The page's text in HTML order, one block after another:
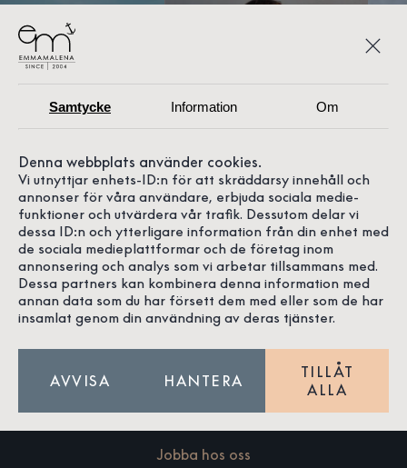
Doktorow Louise Johansson
Om oss
Jobba hos oss
Samtycke Information Om
Denna webbplats använder cookies.
Vi utnyttjar enhets-ID:n för att skräddarsy innehåll och
annonser för våra användare, erbjuda sociala medie-
funktioner och utvärdera vår trafik. Dessutom delar vi
dessa ID:n och ytterligare information från din enhet med
de sociala medieplattformar och de företag inom
annonsering och analys som vi arbetar tillsammans med.
Dessa partners kan kombinera denna information med
annan data som du har försett dem med eller som de har
insamlat genom din användning av deras tjänster.
AVVISA HANTERA
TILLÅT
ALLA